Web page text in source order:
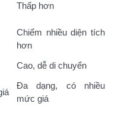
Thấp hơn
Chiếm nhiều diện tích
hơn
Cao, dễ di chuyển
Đa dạng, có nhiều
mức giá